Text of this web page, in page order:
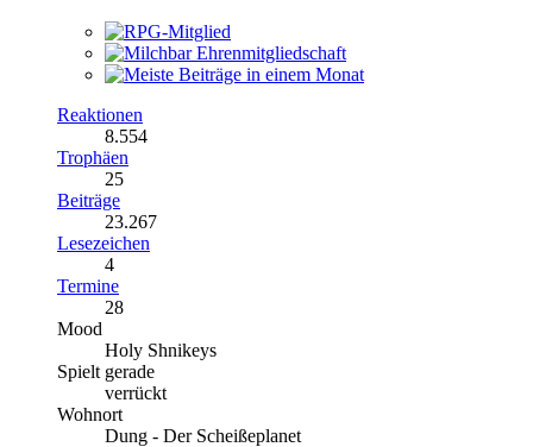
Reaktionen
8.554
Trophäen
25
Beiträge
23.267
Lesezeichen
4
Termine
28
Mood
Holy Shnikeys
Spielt gerade
verrückt
Wohnort
Dung - Der Scheißeplanet